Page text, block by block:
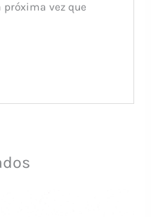
próxima vez que